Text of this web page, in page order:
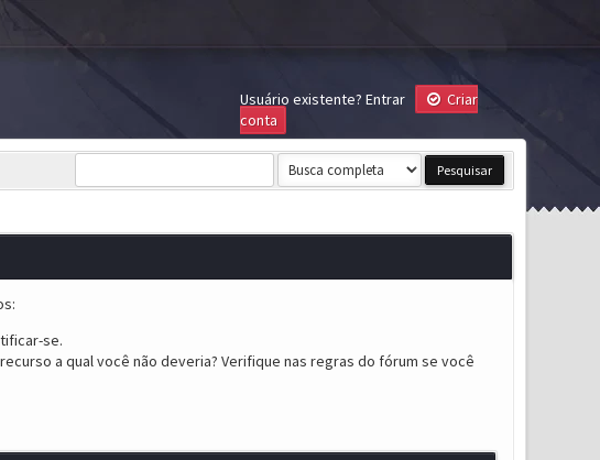
Usuário existente? Entrar
Criar
conta
se.
a qual você não deveria? Verifique nas regras do fórum se você